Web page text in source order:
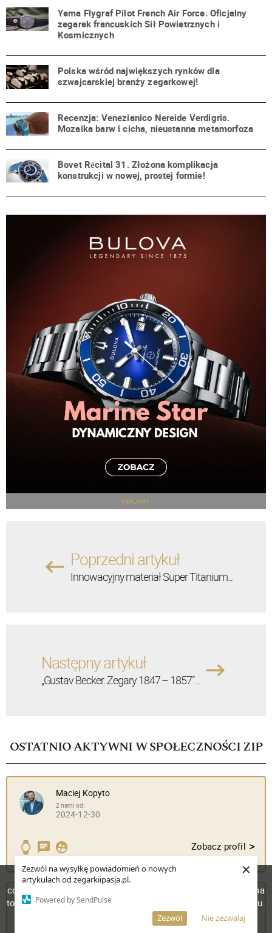
Zezwól na wysyłkę powiadomień o nowych
artykułach od zegarkiipasja.pl.
Powered by SendPulse
Nie zezwalaj
Zezwól
×
Yema Flygraf Pilot French Air Force. Oficjalny
zegarek francuskich Sił Powietrznych i
Kosmicznych
Polska wśród największych rynków dla
szwajcarskiej branży zegarkowej!
Recenzja: Venezianico Nereide Verdigris.
Mozaika barw i cicha, nieustanna metamorfoza
Bovet Récital 31. Złożona komplikacja
konstrukcji w nowej, prostej formie!
REKLAMA
Poprzedni artykuł
Innowacyjny materiał Super Titanium...
Następny artykuł
„Gustav Becker. Zegary 1847 – 1857”...
OSTATNIO AKTYWNI W SPOŁECZNOŚCI ZIP
Maciej Kopyto
Z nami od:
2024-12-30
Zobacz profil >
Mateusz Pycia
W celu poprawienia jakości usług korzystamy z plików
cookies. Pozostanie na stronie oznacza, iż wyrażasz zgodę na
to, że pliki cookies będą przechowywane w Twoim urządzeniu.
Więcej informacji